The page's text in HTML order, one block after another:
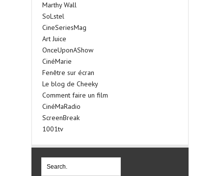
Marthy Wall
SoLstel
CineSeriesMag
Art Juice
OnceUponAShow
CinéMarie
Fenêtre sur écran
Le blog de Cheeky
Comment faire un film
CinéMaRadio
ScreenBreak
1001tv